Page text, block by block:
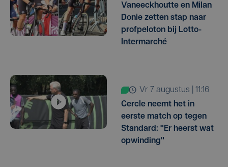
Vaneeckhoutte en Milan
Donie zetten stap naar
profpeloton bij Lotto-
Intermarché
vr 7 augustus | 11:16
Cercle neemt het in
eerste match op tegen
Standard: "Er heerst wat
opwinding"